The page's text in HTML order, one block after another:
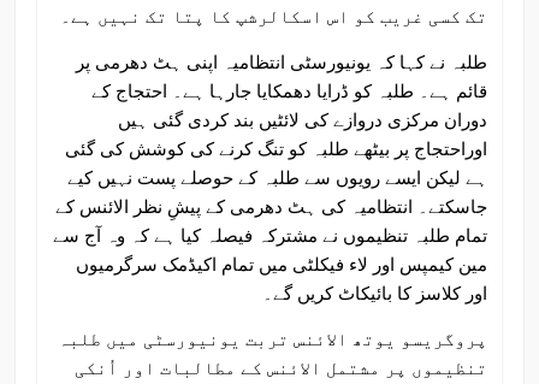
تک کسی غریب کو اس اسکالرشپ کا پتا تک نہیں ہے۔
طلبہ نے کہا کہ یونیورسٹی انتظامیہ اپنی ہٹ دھرمی پر
قائم ہے۔ طلبہ کو ڈرایا دھمکایا جارہا ہے۔ احتجاج کے
دوران مرکزی دروازے کی لائٹیں بند کردی گئی ہیں
اوراحتجاج پر بیٹھے طلبہ کو تنگ کرنے کی کوشش کی گئی
ہے لیکن ایسے رویوں سے طلبہ کے حوصلے پست نہیں کیے
جاسکتے۔ انتظامیہ کی ہٹ دھرمی کے پیشِ نظر الائنس کے
تمام طلبہ تنظیموں نے مشترکہ فیصلہ کیا ہے کہ وہ آج سے
مین کیمپس اور لاء فیکلٹی میں تمام اکیڈمک سرگرمیوں
اور کلاسز کا بائیکاٹ کریں گے۔
پروگریسو یوتھ الائنس تربت یونیورسٹی میں طلبہ
تنظیموں پر مشتمل الائنس کے مطالبات اور اُنکی